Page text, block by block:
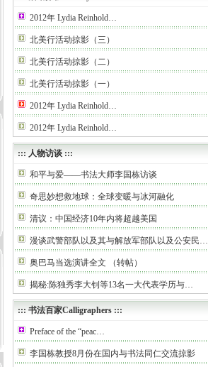
2012年 Lydia Reinhold…
北美行活动掠影（三）
北美行活动掠影（二）
北美行活动掠影（一）
2012年 Lydia Reinhold…
2012年 Lydia Reinhold…
::: 人物访谈 :::
和平与爱——书法大师李国栋访谈
奇思妙想救地球：全球变暖与冰河融化
清议：中国经济10年内将超越美国
漫谈武警部队以及其与解放军部队以及公安民…
奥巴马当选演讲全文 （转帖）
揭秘:陈独秀李大钊等13名一大代表学历与…
::: 书法百家Calligraphers :::
Preface of the “peac…
李国栋教授8月份在国内与书法同仁交流掠影